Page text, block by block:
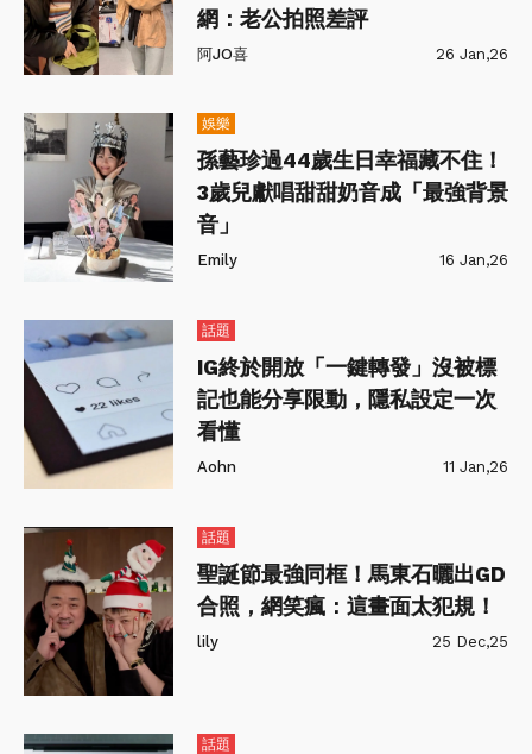
網：老公拍照差評
阿JO喜 26 Jan,26
娛樂
孫藝珍過44歲生日幸福藏不住！
3歲兒獻唱甜甜奶音成「最強背景
音」
Emily 16 Jan,26
話題
IG終於開放「一鍵轉發」沒被標
記也能分享限動，隱私設定一次
看懂
Aohn 11 Jan,26
話題
聖誕節最強同框！馬東石曬出GD
合照，網笑瘋：這畫面太犯規！
lily 25 Dec,25
話題